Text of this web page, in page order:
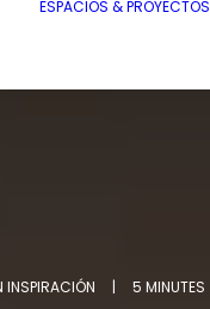
ESPACIOS & PROYECTOS
INSPIRACIÓN | 5 MINUTES